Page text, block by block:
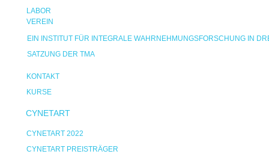
LABOR
VEREIN
EIN INSTITUT FÜR INTEGRALE WAHRNEHMUNGSFORSCHUNG IN
SATZUNG DER TMA
KONTAKT
KURSE
CYNETART
CYNETART 2022
CYNETART PREISTRÄGER